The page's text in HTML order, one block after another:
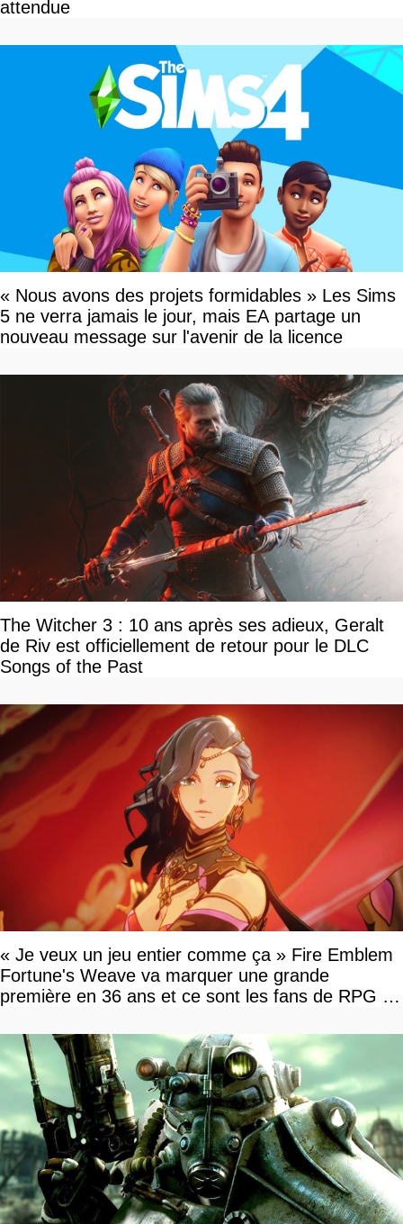
attendue
« Nous avons des projets formidables » Les Sims
5 ne verra jamais le jour, mais EA partage un
nouveau message sur l'avenir de la licence
The Witcher 3 : 10 ans après ses adieux, Geralt
de Riv est officiellement de retour pour le DLC
Songs of the Past
« Je veux un jeu entier comme ça » Fire Emblem
Fortune's Weave va marquer une grande
première en 36 ans et ce sont les fans de RPG en